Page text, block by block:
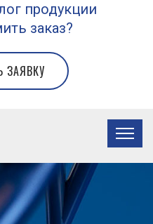
продукции
заказ?
ЗАЯВКУ